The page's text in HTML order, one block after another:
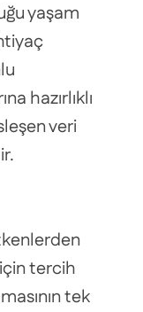
yaşam
hazırlıklı
veri
tercih
tek